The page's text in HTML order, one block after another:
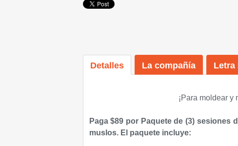
Detalles La compañía Letra
¡Para moldear y
Paga $89 por Paquete de (3) sesiones
muslos. El paquete incluye: